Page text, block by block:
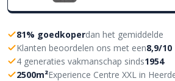
81% goedkoperdan het gemiddelde
Klanten beoordelen ons met een8,9/10
4 generaties vakmanschap sinds1954
2500m²Experience Centre XXL in